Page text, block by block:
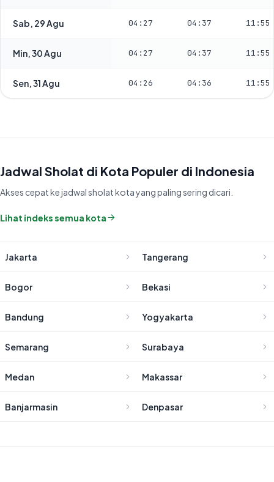
Sab, 29 Agu 04:27 04:37 11:55
Min, 30 Agu 04:27 04:37 11:55
Sen, 31 Agu 04:26 04:36 11:55
Jadwal Sholat di Kota Populer di Indonesia
Akses cepat ke jadwal sholat kota yang paling sering dicari.
Lihat indeks semua kota
Jakarta Tangerang
Bogor Bekasi
Bandung Yogyakarta
Semarang Surabaya
Medan Makassar
Banjarmasin Denpasar